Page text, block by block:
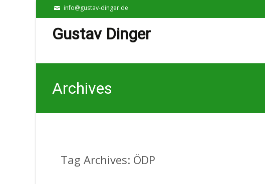
info@gustav-dinger.de
Gustav Dinger
Archives
Tag Archives: ÖDP